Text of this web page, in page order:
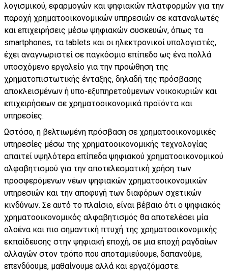
λογισμικού, εφαρμογών και ψηφιακών πλατφορμών για την
παροχή χρηματοοικονομικών υπηρεσιών σε καταναλωτές
και επιχειρήσεις μέσω ψηφιακών συσκευών, όπως τα
smartphones, τα tablets και οι ηλεκτρονικοί υπολογιστές,
έχει αναγνωριστεί σε παγκόσμιο επίπεδο ως ένα πολλά
υποσχόμενο εργαλείο για την προώθηση της
χρηματοπιστωτικής ένταξης, δηλαδή της πρόσβασης
αποκλεισμένων ή υπο-εξυπηρετούμενων νοικοκυριών και
επιχειρήσεων σε χρηματοοικονομικά προϊόντα και
υπηρεσίες.
Ωστόσο, η βελτιωμένη πρόσβαση σε χρηματοοικονομικές
υπηρεσίες μέσω της χρηματοοικονομικής τεχνολογίας
απαιτεί υψηλότερα επίπεδα ψηφιακού χρηματοοικονομικού
αλφαβητισμού για την αποτελεσματική χρήση των
προσφερόμενων νέων ψηφιακών χρηματοοικονομικών
υπηρεσιών και την αποφυγή των διαφόρων σχετικών
κινδύνων. Σε αυτό το πλαίσιο, είναι βέβαιο ότι ο ψηφιακός
χρηματοοικονομικός αλφαβητισμός θα αποτελέσει μία
ολοένα και πιο σημαντική πτυχή της χρηματοοικονομικής
εκπαίδευσης στην ψηφιακή εποχή, σε μια εποχή ραγδαίων
αλλαγών στον τρόπο που αποταμιεύουμε, δαπανούμε,
επενδύουμε, μαθαίνουμε αλλά και εργαζόμαστε.